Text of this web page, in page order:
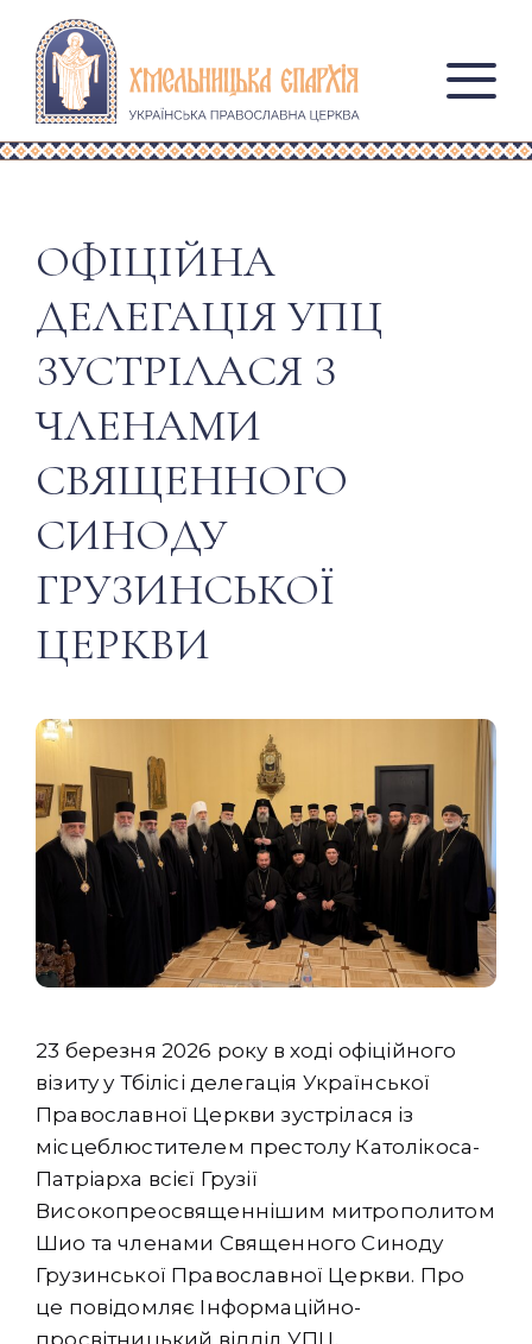
ОФІЦІЙНА
ДЕЛЕГАЦІЯ УПЦ
ЗУСТРІЛАСЯ З
ЧЛЕНАМИ
СВЯЩЕННОГО
СИНОДУ
ГРУЗИНСЬКОЇ
ЦЕРКВИ
23 березня 2026 року в ході офіційного
візиту у Тбілісі делегація Української
Православної Церкви зустрілася із
місцеблюстителем престолу Католікоса-
Патріарха всієї Грузії
Високопреосвященнішим митрополитом
Шио та членами Священного Синоду
Грузинської Православної Церкви. Про
це повідомляє Інформаційно-